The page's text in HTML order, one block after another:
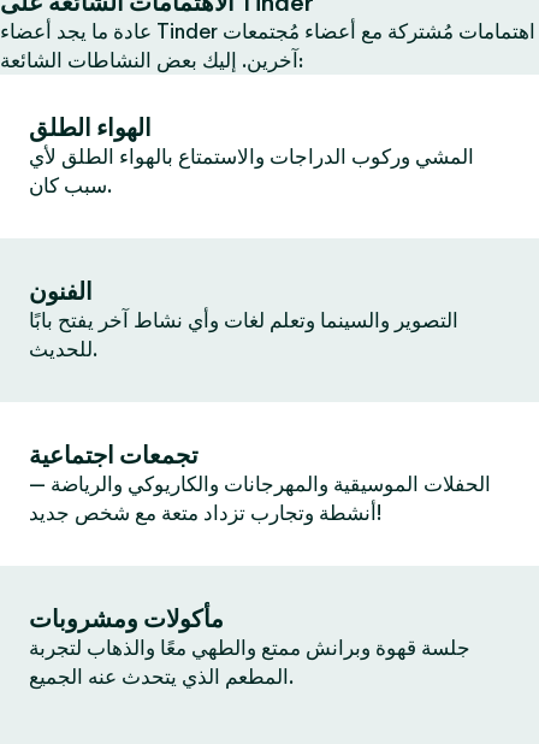
عادة ما يجد أعضاء Tinder اهتمامات مُشتركة مع أعضاء مُجتمعات
آخرين. إليك بعض النشاطات الشائعة:
الهواء الطلق
المشي وركوب الدراجات والاستمتاع بالهواء الطلق لأي
سبب كان.
الفنون
التصوير والسينما وتعلم لغات وأي نشاط آخر يفتح بابًا
للحديث.
تجمعات اجتماعية
الحفلات الموسيقية والمهرجانات والكاريوكي والرياضة —
أنشطة وتجارب تزداد متعة مع شخص جديد!
مأكولات ومشروبات
جلسة قهوة وبرانش ممتع والطهي معًا والذهاب لتجربة
المطعم الذي يتحدث عنه الجميع.